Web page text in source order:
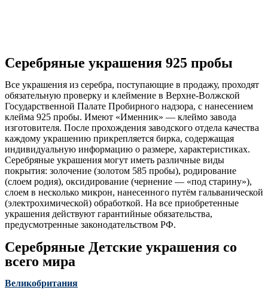
Серебряные украшения 925 пробы
Все украшения из серебра, поступающие в продажу, проходят
обязательную проверку и клеймение в Верхне-Волжской
Государственной Палате Пробирного надзора, с нанесением
клейма 925 пробы. Имеют «Именник» — клеймо завода
изготовителя. После прохождения заводского отдела качества
каждому украшению прикрепляется бирка, содержащая
индивидуальную информацию о размере, характеристиках.
Серебряные украшения могут иметь различные виды
покрытия: золочение (золотом 585 пробы), родирование
(слоем родия), оксидирование (чернение — «под старину»),
слоем в несколько микрон, нанесенного путём гальванической
(электрохимической) обработкой. На все приобретенные
украшения действуют гарантийные обязательства,
предусмотренные законодательством РФ.
Серебряные Детские украшения со
всего мира
Великобритания